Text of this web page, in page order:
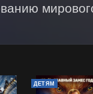
ДЕТЯМ